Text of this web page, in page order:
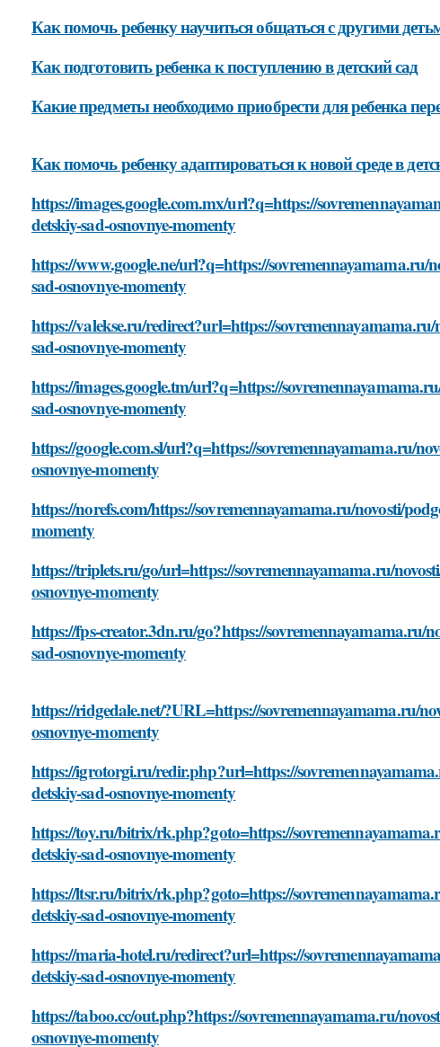
Как помочь ребенку научиться общаться с другими
Как подготовить ребенка к поступлению в детский сад
Какие предметы необходимо приобрести для ребенка
Как помочь ребенку адаптироваться к новой среде в
https://images.google.com.mx/url?q=https://
detskiy-sad-osnovnye-momenty
https://www.google.ne/url?q=https://
sad-osnovnye-momenty
https://valekse.ru/redirect?url=https://
sad-osnovnye-momenty
https://images.google.tm/url?q=https://
sad-osnovnye-momenty
https://google.com.sl/url?q=https://sovremennayamama.ru/
osnovnye-momenty
https://norefs.com/https://sovremennayamama.ru/novosti/
momenty
https://triplets.ru/go/url=https://sovremennayamama.ru/
osnovnye-momenty
https://fps-creator.3dn.ru/go?https://sovremennayamama.ru/
sad-osnovnye-momenty
https://ridgedale.net/?URL=https://sovremennayamama.ru/
osnovnye-momenty
https://igrotorgi.ru/redir.php?url=https://
detskiy-sad-osnovnye-momenty
https://toy.ru/bitrix/rk.php?goto=https://
detskiy-sad-osnovnye-momenty
https://ltsr.ru/bitrix/rk.php?goto=https://
detskiy-sad-osnovnye-momenty
https://maria-hotel.ru/redirect?url=https://
detskiy-sad-osnovnye-momenty
https://taboo.cc/out.php?https://sovremennayamama.ru/
osnovnye-momenty